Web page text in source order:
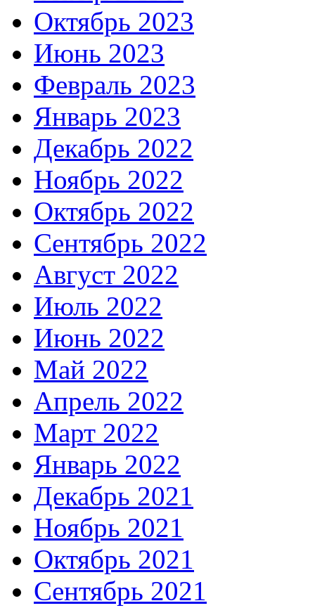
Октябрь 2023
Июнь 2023
Февраль 2023
Январь 2023
Декабрь 2022
Ноябрь 2022
Октябрь 2022
Сентябрь 2022
Август 2022
Июль 2022
Июнь 2022
Май 2022
Апрель 2022
Март 2022
Январь 2022
Декабрь 2021
Ноябрь 2021
Октябрь 2021
Сентябрь 2021